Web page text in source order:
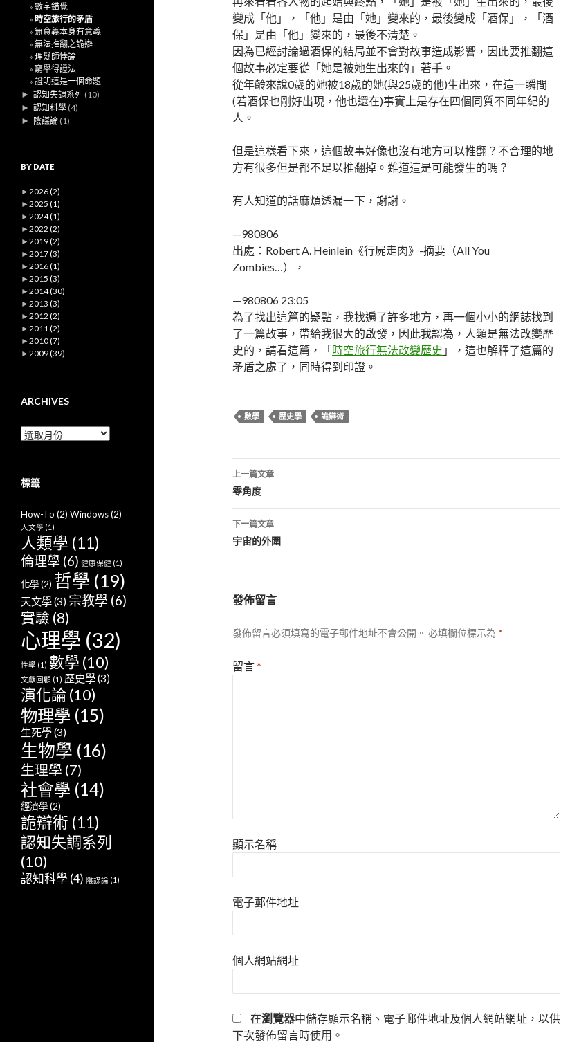
變成「他」，「他」是由「她」變來的，最後變成「酒保」，「酒
保」是由「他」變來的，最後不清楚。
因為已經討論過酒保的結局並不會對故事造成影響，因此要推翻這
個故事必定要從「她是被她生出來的」著手。
從年齡來說0歲的她被18歲的她(與25歲的他)生出來，在這一瞬間
(若酒保也剛好出現，他也還在)事實上是存在四個同質不同年紀的
人。
但是這樣看下來，這個故事好像也沒有地方可以推翻？不合理的地
方有很多但是都不足以推翻掉。難道這是可能發生的嗎？
有人知道的話麻煩透漏一下，謝謝。
—980806
出處：Robert A. Heinlein《行屍走肉》-摘要（All You
Zombies…），
—980806 23:05
為了找出這篇的疑點，我找遍了許多地方，再一個小小的網誌找到
了一篇故事，帶給我很大的啟發，因此我認為，人類是無法改變歷
史的，請看這篇，「時空旅行無法改變歷史 」，這也解釋了這篇的
矛盾之處了，同時得到印證。
數學 歷史學 詭辯術
文
章
導
覽
上一篇文章
零角度
下一篇文章
宇宙的外圍
發佈留言
發佈留言必須填寫的電子郵件地址不會公開。 必填欄位標示為 *
留言*
顯示名稱
電子郵件地址
個人網站網址
在瀏覽器中儲存顯示名稱、電子郵件地址及個人網站網址，以供
下次發佈留言時使用。
數字錯覺
時空旅行的矛盾
無意義本身有意義
無法推翻之詭辯
理髮師悖論
窮舉得證法
證明這是一個命題
► 認知失調系列 (10)
► 認知科學 (4)
► 陰謀論 (1)
BY DATE
►2026(2)
►2025 (1)
►2024(1)
►2022 (2)
►2019(2)
►2017(3)
►2016(1)
►2015 (3)
►2014(30)
►2013 (3)
►2012 (2)
►2011(2)
►2010(7)
►2009(39)
ARCHIVES
Archives
標籤
How-To (2) Windows(2)
人文學 (1)
人類學 (11)
倫理學 (6) 健康保健 (1)
化學(2) 哲學 (19)
天文學(3) 宗教學 (6)
實驗 (8)
心理學 (32)
性學 (1) 數學 (10)
文獻回顧 (1) 歷史學(3)
演化論 (10)
物理學 (15)
生死學(3)
生物學 (16)
生理學 (7)
社會學 (14)
經濟學(2)
詭辯術 (11)
認知失調系列
(10)
認知科學 (4) 陰謀論 (1)